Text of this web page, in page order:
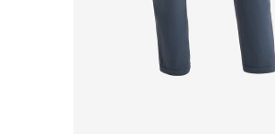
von 5 von 5 Sternen
von 4 von 5 Sternen
von 3 von 5 Sternen